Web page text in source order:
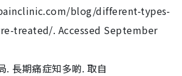
blog/different-types-
treated/. Accessed September
長期痛症知多啲. 取自